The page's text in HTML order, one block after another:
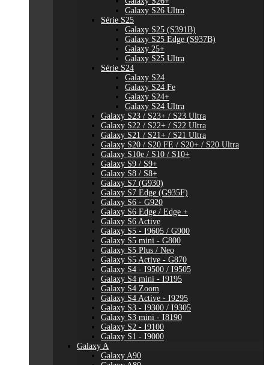
Galaxy S26 Ultra
Série S25
Galaxy S25 (S391B)
Galaxy S25 Edge (S937B)
Galaxy 25+
Galaxy S25 Ultra
Série S24
Galaxy S24
Galaxy S24 Fe
Galaxy S24+
Galaxy S24 Ultra
Galaxy S23 / S23+ / S23 Ultra
Galaxy S22 / S22+ / S22 Ultra
Galaxy S21 / S21+ / S21 Ultra
Galaxy S20 / S20 FE / S20+ / S20 Ultra
Galaxy S10e / S10 / S10+
Galaxy S9 / S9+
Galaxy S8 / S8+
Galaxy S7 (G930)
Galaxy S7 Edge (G935F)
Galaxy S6 - G920
Galaxy S6 Edge / Edge +
Galaxy S6 Active
Galaxy S5 - I9605 / G900
Galaxy S5 mini - G800
Galaxy S5 Plus / Neo
Galaxy S5 Active - G870
Galaxy S4 - I9500 / I9505
Galaxy S4 mini - I9195
Galaxy S4 Zoom
Galaxy S4 Active - I9295
Galaxy S3 - I9300 / I9305
Galaxy S3 mini - I8190
Galaxy S2 - I9100
Galaxy S1 - I9000
Galaxy A
Galaxy A90